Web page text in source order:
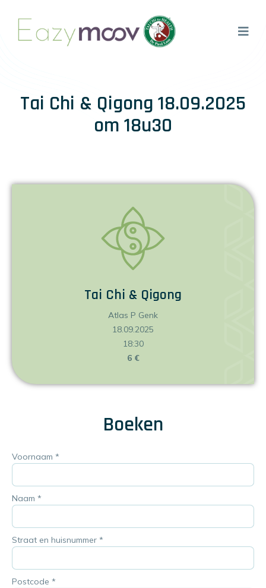
Tai Chi & Qigong 18.09.2025
om 18u30
Tai Chi & Qigong
Atlas P Genk
18.09.2025
18:30
6 €
Boeken
Voornaam *
Naam *
Straat en huisnummer *
Postcode *